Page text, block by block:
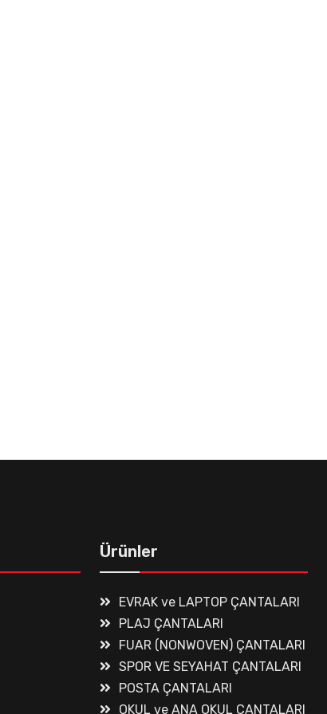
Ürünler
EVRAK ve LAPTOP ÇANTALARI
PLAJ ÇANTALARI
FUAR (NONWOVEN) ÇANTALARI
SPOR VE SEYAHAT ÇANTALARI
POSTA ÇANTALARI
OKUL ve ANA OKUL ÇANTALARI